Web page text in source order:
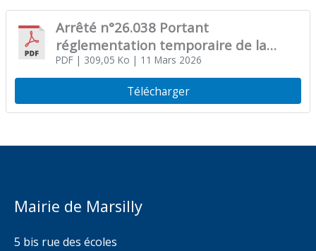
Arrêté n°26.038 Portant
réglementation temporaire de la
circulation et du stationnement :
totalité de la commune
PDF| 309,05 Ko | 11 Mars 2026
Télécharger
Mairie de Marsilly
5 bis rue des écoles